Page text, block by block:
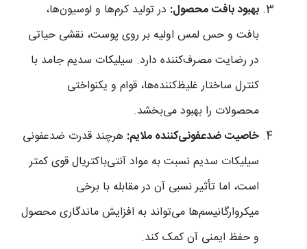
بهبود بافت محصول: در تولید کرم‌ها و لوسیون‌ها،
بافت و حس لمس اولیه بر روی پوست، نقشی حیاتی
در رضایت مصرف‌کننده دارد. سیلیکات سدیم جامد با
کنترل ساختار غلیظ‌کننده‌ها، قوام و یکنواختی
محصولات را بهبود می‌بخشد.
خاصیت ضدعفونی‌کننده ملایم: هرچند قدرت ضدعفونی
سیلیکات سدیم نسبت به مواد آنتی‌باکتریال قوی کمتر
است، اما تأثیر نسبی آن در مقابله با برخی
میکروارگانیسم‌ها می‌تواند به افزایش ماندگاری محصول
و حفظ ایمنی آن کمک کند.